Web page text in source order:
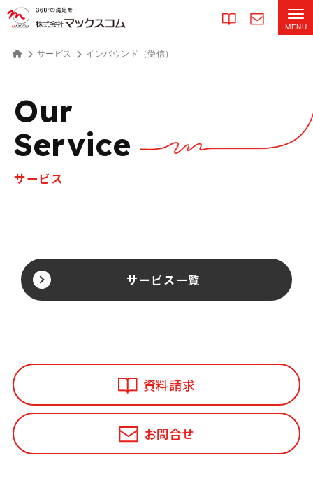
サービス インバウンド（受信）
Our
Service
サービス
サービス一覧
資料請求
お問合せ